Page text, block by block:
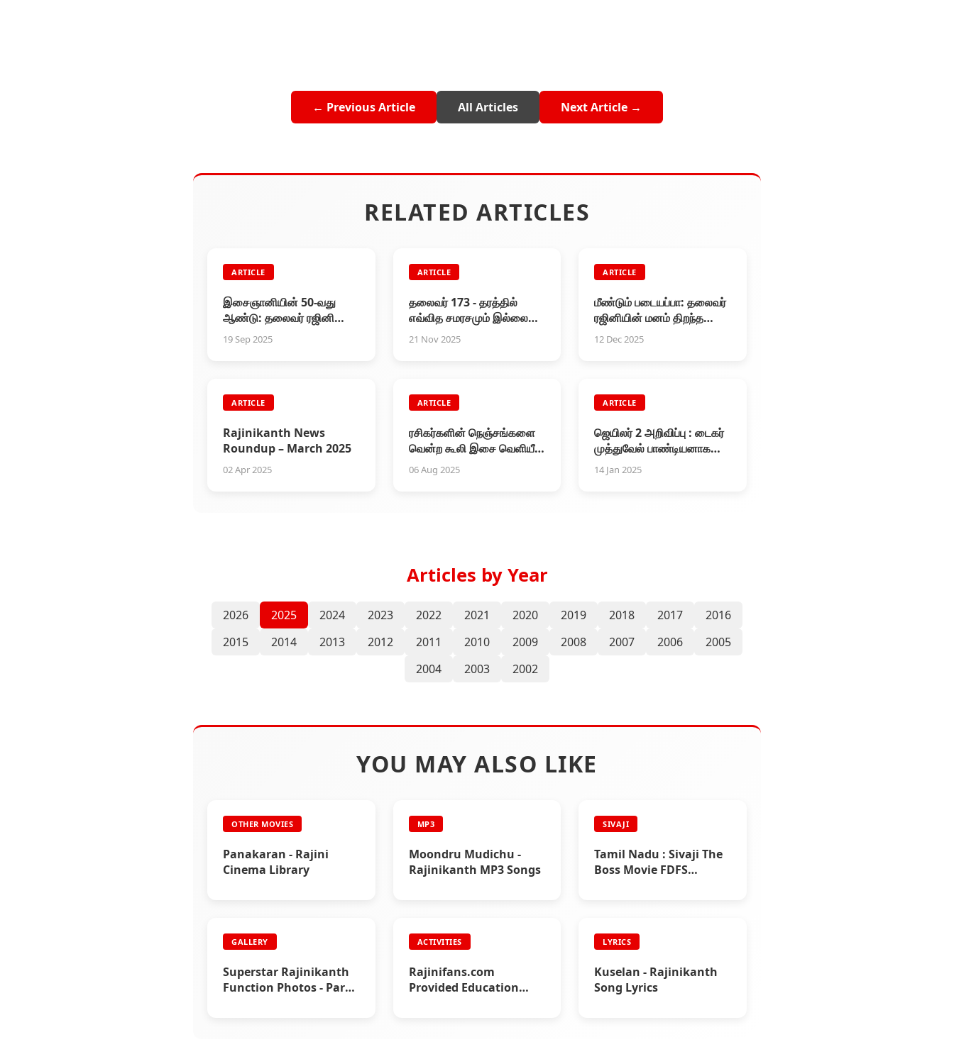
← Previous Article All Articles Next Article →
RELATED ARTICLES
ARTICLE
இசைஞானியின் 50-வது
ஆண்டு: தலைவர் ரஜினி
பகிர்ந்துகொண்ட மறக்க
முடியாத தருணங்கள்
19 Sep 2025
ARTICLE
தலைவர் 173 - தரத்தில்
எவ்வித சமரசமும் இல்லை
என கமல் ஹாசன் உறுதி!
21 Nov 2025
ARTICLE
மீண்டும் படையப்பா: தலைவர்
ரஜினியின் மனம் திறந்த
சிறப்புப் பேட்டி
12 Dec 2025
ARTICLE
Rajinikanth News
Roundup – March 2025
02 Apr 2025
ARTICLE
ரசிகர்களின் நெஞ்சங்களை
வென்ற கூலி இசை வெளியீடு
விழா
06 Aug 2025
ARTICLE
ஜெயிலர் 2 அறிவிப்பு : டைகர்
முத்துவேல் பாண்டியனாக
மீண்டும் ரஜினிகாந்த்
14 Jan 2025
Articles by Year
2026 2025 2024 2023 2022 2021 2020 2019 2018 2017
2016
2015
2014 2013 2012 2011 2010 2009 2008 2007 2006
2005
2004
2003 2002
YOU MAY ALSO LIKE
OTHER MOVIES
Panakaran - Rajini
Cinema Library
MP3
Moondru Mudichu -
Rajinikanth MP3 Songs
SIVAJI
Tamil Nadu : Sivaji The
Boss Movie FDFS
GALLERY
Superstar Rajinikanth
Function Photos - Part
ACTIVITIES
Rajinifans.com
Provided Education
LYRICS
Kuselan - Rajinikanth
Song Lyrics